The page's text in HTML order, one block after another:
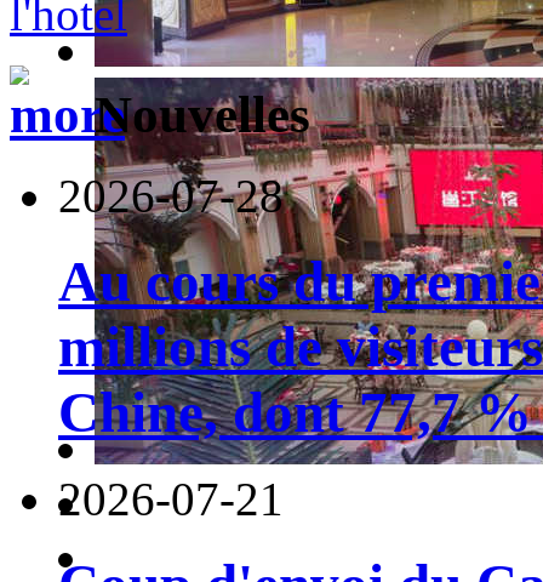
Nouvelles
2026-07-28
Au cours du
millions de
Chine, dont 77,7 %
2026-07-21